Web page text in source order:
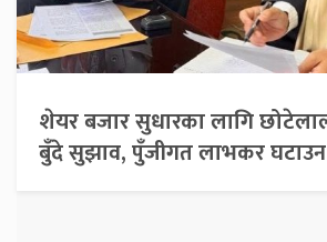
शेयर बजार सुधारका लागि
बुँदे सुझाव, पुँजीगत लाभकर